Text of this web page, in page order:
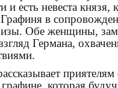
и есть невеста князя,
в
Обе женщины,
Германа,
приятелям
графине, которая